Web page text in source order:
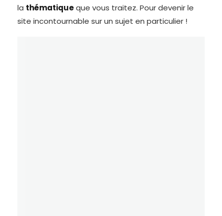
la thématiqueque vous traitez. Pour devenir le
site incontournable sur un sujet en particulier !